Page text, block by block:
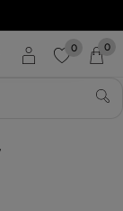
0 0